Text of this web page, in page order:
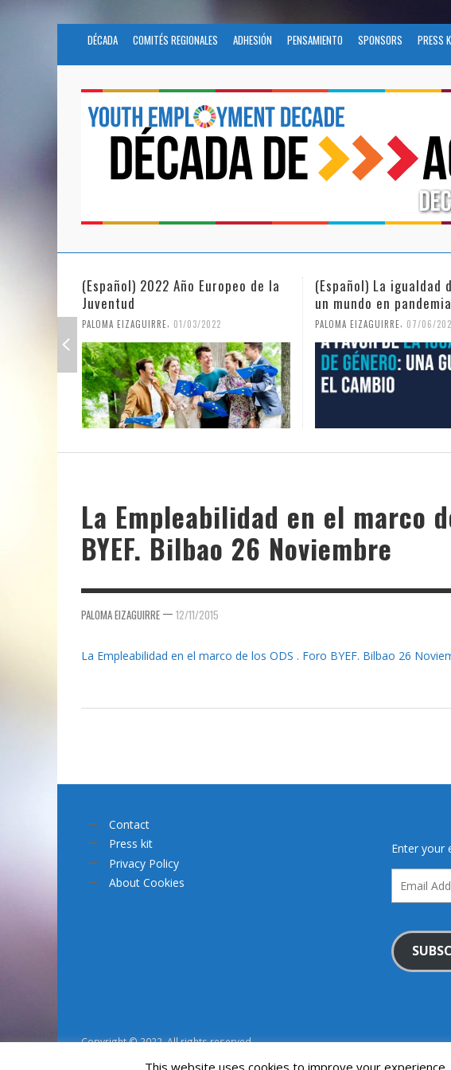
DÉCADA COMITÉS REGIONALES ADHESIÓN PENSAMIENTO SPONSORS PRESS
(Español) 2022 Año Europeo de la
Juventud
PALOMA EIZAGUIRRE 01/03/2022
(Español) La igualdad
un mundo en pandemia
PALOMA EIZAGUIRRE 07/06/
La Empleabilidad en el marco
BYEF. Bilbao 26 Noviembre
PALOMA EIZAGUIRRE — 12/11/2015
La Empleabilidad en el marco de los ODS . Foro BYEF. Bilbao 26
Contact
Press kit
Privacy Policy
About Cookies
Enter your
Address
Copyright © 2022. All rights reserved.
This website uses cookies to improve your